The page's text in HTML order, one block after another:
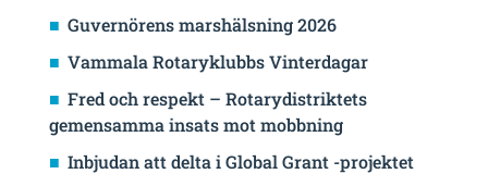
Guvernörens marshälsning 2026
Vammala Rotaryklubbs Vinterdagar
Fred och respekt – Rotarydistriktets
gemensamma insats mot mobbning
Inbjudan att delta i Global Grant -projektet